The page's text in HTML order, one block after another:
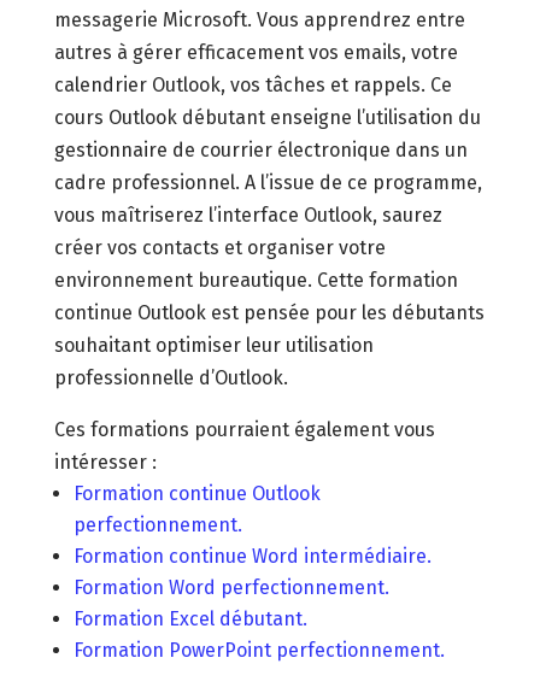
messagerie Microsoft. Vous apprendrez entre
autres à gérer efficacement vos emails, votre
calendrier Outlook, vos tâches et rappels. Ce
cours Outlook débutant enseigne l’utilisation du
gestionnaire de courrier électronique dans un
cadre professionnel. A l’issue de ce programme,
vous maîtriserez l’interface Outlook, saurez
créer vos contacts et organiser votre
environnement bureautique. Cette formation
continue Outlook est pensée pour les débutants
souhaitant optimiser leur utilisation
professionnelle d’Outlook.
Ces formations pourraient également vous
intéresser :​
Formation continue Outlook
perfectionnement.
Formation continue Word intermédiaire.
Formation Word perfectionnement.
Formation Excel débutant.
Formation PowerPoint perfectionnement.